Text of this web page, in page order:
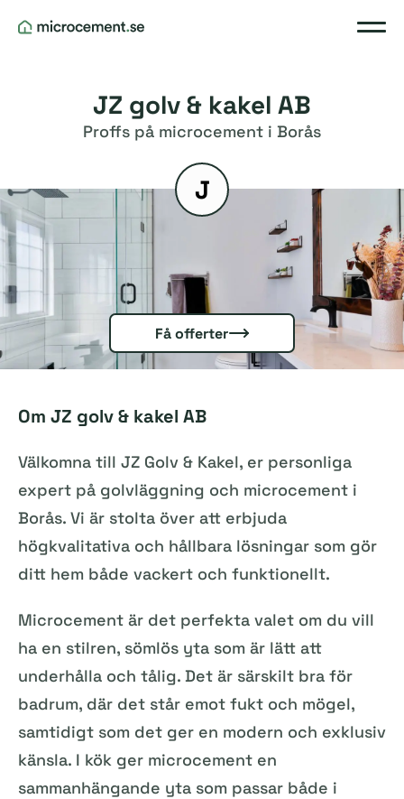
JZ golv & kakel AB
Proffs på microcement i Borås
J
Få offerter
Om JZ golv & kakel AB
Välkomna till JZ Golv & Kakel, er personliga
expert på golvläggning och microcement i
Borås. Vi är stolta över att erbjuda
högkvalitativa och hållbara lösningar som gör
ditt hem både vackert och funktionellt.
Microcement är det perfekta valet om du vill
ha en stilren, sömlös yta som är lätt att
underhålla och tålig. Det är särskilt bra för
badrum, där det står emot fukt och mögel,
samtidigt som det ger en modern och exklusiv
känsla. I kök ger microcement en
sammanhängande yta som passar både i